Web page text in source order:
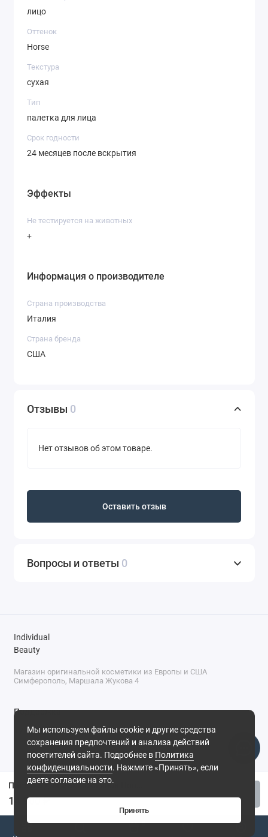
0
14 900 ₽
лицо
Оттенок
Horse
Текстура
сухая
Тип
палетка для лица
Срок годности
24 месяцев после вскрытия
Эффекты
Не тестируется на животных
+
Информация о производителе
Страна производства
Италия
Страна бренда
США
Отзывы 0
Нет отзывов об этом товаре.
Оставить отзыв
Вопросы и ответы 0
Мы используем файлы cookie и другие средства
сохранения предпочтений и анализа действий
посетителей сайта. Подробнее в Политика
конфиденциальности. Нажмите «Принять», если
даете согласие на это.
Принять
Individual
Beauty
Магазин оригинальной косметики из Европы и США
Симферополь, Маршала Жукова 4
Поддержка
+7 (978) 586-46-46
ПН-ПТ: 9:00 - 18:00
Суббота: 9:00 - 17:00
Воскресенье: выходной
Симферополь, ул. Маршала Жукова, 4